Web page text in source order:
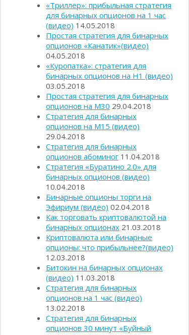
«Триллер»: прибыльная стратегия
для бинарных опционов на 1 час
(видео) 14.05.2018
Простая стратегия для бинарных
опционов «Канатик»(видео)
04.05.2018
«Куропатка»: стратегия для
бинарных опционов на Н1 (видео)
03.05.2018
Простая стратегия для бинарных
опционов на М30 29.04.2018
Стратегия для бинарных
опционов на М15 (видео)
29.04.2018
Стратегия для бинарных
опционов абоминог 11.04.2018
Стратегия «Буратино 2.0» для
бинарных опционов (видео)
10.04.2018
Бинарные опционы торги на
Эфириум (видео) 02.04.2018
Как торговать криптовалютой на
бинарных опционах 21.03.2018
Криптовалюта или бинарные
опционы: что прибыльнее?(видео)
12.03.2018
Битокин на бинарных опционах
(видео) 11.03.2018
Стратегия для бинарных
опционов на 1 час (видео)
13.02.2018
Стратегия для бинарных
опционов 30 минут «Буйный